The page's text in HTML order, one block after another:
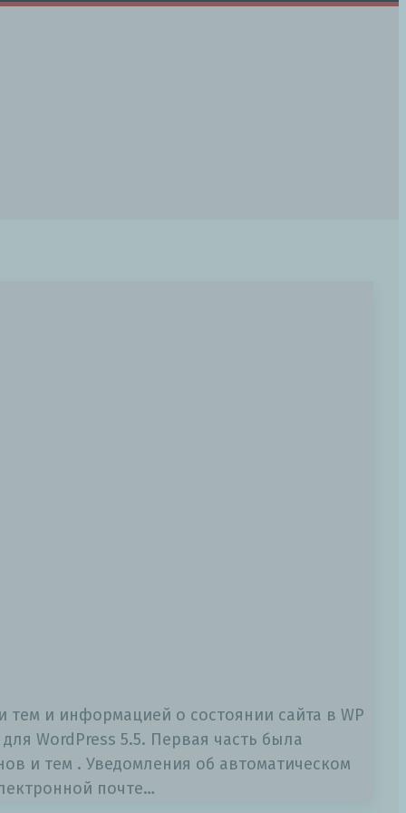
и информацией о состоянии сайта в WP
WordPress 5.5. Первая часть была
и тем . Уведомления об автоматическом
почте…